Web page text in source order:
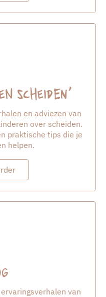
Scheiden'
en adviezen van
over scheiden.
praktische tips die je
helpen.
van